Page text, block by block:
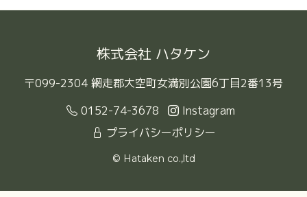
株式会社 ハタケン
〒099-2304 網走郡大空町女満別公園6丁目2番13号
0152-74-3678
Instagram
プライバシーポリシー
© Hataken co.,ltd